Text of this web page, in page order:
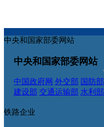
中央和国家部委网站
中央和国家部委网站
中国政府网 外交部 国防部
建设部 交通运输部 水利部
铁路企业